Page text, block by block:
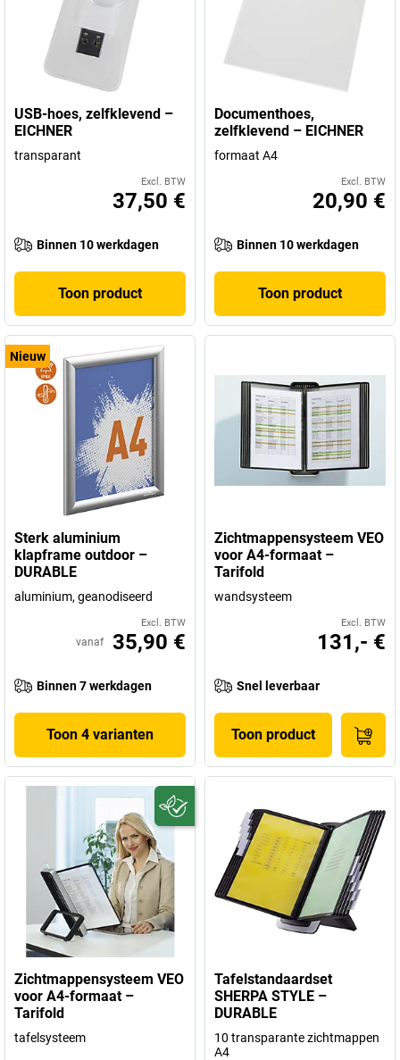
USB-hoes, zelfklevend –
EICHNER
transparant
Excl. BTW
37,50 €
Binnen 10 werkdagen
Toon product
Documenthoes,
zelfklevend – EICHNER
formaat A4
Excl. BTW
20,90 €
Binnen 10 werkdagen
Toon product
Nieuw
Sterk aluminium
klapframe outdoor –
DURABLE
aluminium, geanodiseerd
Excl. BTW
vanaf 35,90 €
Binnen 7 werkdagen
Toon 4 varianten
Zichtmappensysteem VEO
voor A4-formaat –
Tarifold
wandsysteem
Excl. BTW
131,- €
Snel leverbaar
Toon product
Zichtmappensysteem VEO
voor A4-formaat –
Tarifold
tafelsysteem
Tafelstandaardset
SHERPA STYLE –
DURABLE
10 transparante zichtmappen
A4